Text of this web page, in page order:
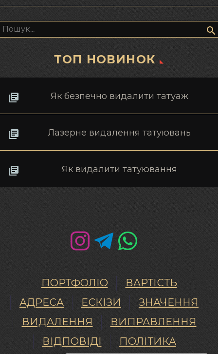
ТОП НОВИНОК
Як безпечно видалити татуаж
Лазерне видалення татуювань
Як видалити татуювання
ПОРТФОЛІО
ВАРТІСТЬ
АДРЕСА
ЕСКІЗИ
ЗНАЧЕННЯ
ВИДАЛЕННЯ
ВИПРАВЛЕННЯ
ВІДПОВІДІ
ПОЛІТИКА